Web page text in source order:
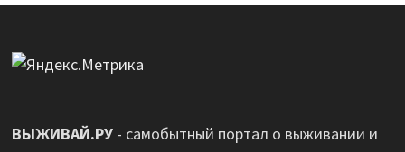
ВЫЖИВАЙ.РУ- самобытный портал о выживании и